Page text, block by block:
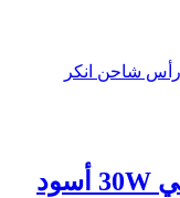
رأس شاحن انكر تايب سي 30W أسود